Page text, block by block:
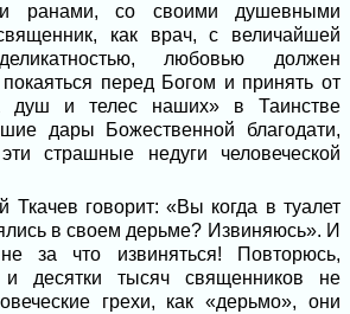
ранами, со своими душевными
как врач, с величайшей
любовью должен
покаяться перед Богом и принять от
душ и телес наших» в Таинстве
дары Божественной благодати,
страшные недуги человеческой
Ткачев говорит: «Вы когда в туалет
в своем дерьме? Извиняюсь». И
за что извиняться! Повторюсь,
десятки тысяч священников не
грехи, как «дерьмо», они